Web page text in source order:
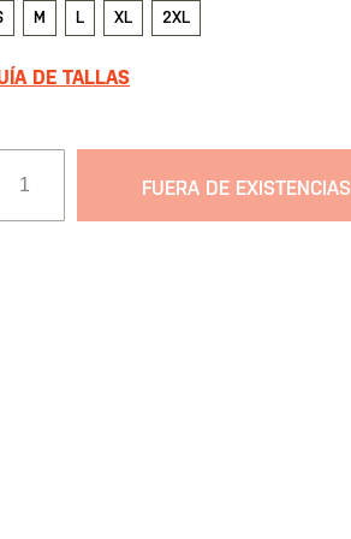
M L XL 2XL
DE TALLAS
FUERA DE EXISTENCIAS